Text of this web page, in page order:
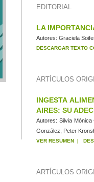
EDITORIAL
LA
Autores: Graciela
DESCARGAR TEXTO
ARTÍCULOS
INGESTA
AIRES: SU
Autores: Silvia
González, Peter
VER RESUMEN |
ARTÍCULOS